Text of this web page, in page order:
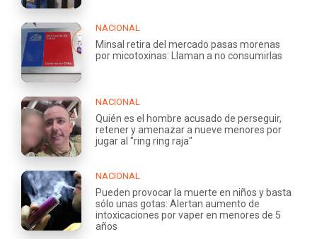
NACIONAL
Minsal retira del mercado pasas morenas
por micotoxinas: Llaman a no consumirlas
NACIONAL
Quién es el hombre acusado de perseguir,
retener y amenazar a nueve menores por
jugar al "ring ring raja"
NACIONAL
Pueden provocar la muerte en niños y basta
sólo unas gotas: Alertan aumento de
intoxicaciones por vaper en menores de 5
años